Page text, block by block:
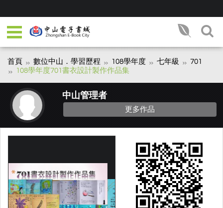
首頁 數位中山．學習歷程 108學年度 七年級
701
108學年度701書衣設計製作作品集
中山管理者
更多作品